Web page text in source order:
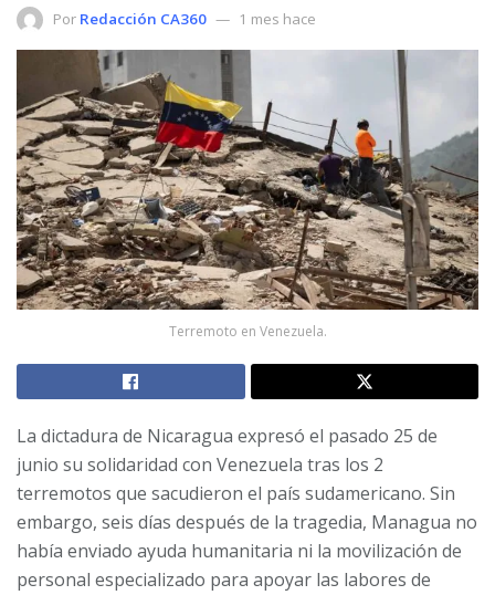
Por Redacción CA360 1 mes hace
Terremoto en Venezuela.
La dictadura de Nicaragua expresó el pasado 25 de
junio su solidaridad con Venezuela tras los 2
terremotos que sacudieron el país sudamericano. Sin
embargo, seis días después de la tragedia, Managua no
había enviado ayuda humanitaria ni la movilización de
personal especializado para apoyar las labores de